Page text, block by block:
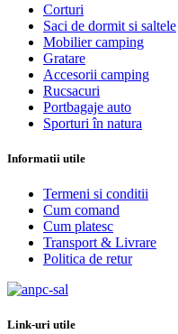
Corturi
Saci de dormit si saltele
Mobilier camping
Gratare
Accesorii camping
Rucsacuri
Portbagaje auto
Sporturi în natura
Informatii utile
Termeni si conditii
Cum comand
Cum platesc
Transport & Livrare
Politica de retur
Link-uri utile